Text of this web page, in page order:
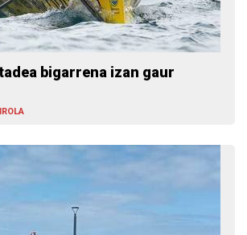
bigarrena izan gaur